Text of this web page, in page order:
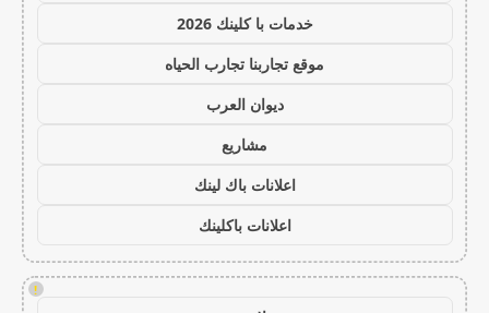
خدمات با كلينك 2026
موقع تجاربنا تجارب الحياه
ديوان العرب
مشاريع
اعلانات باك لينك
اعلانات باكلينك
!